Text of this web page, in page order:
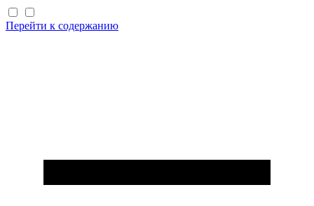
Перейти к содержанию